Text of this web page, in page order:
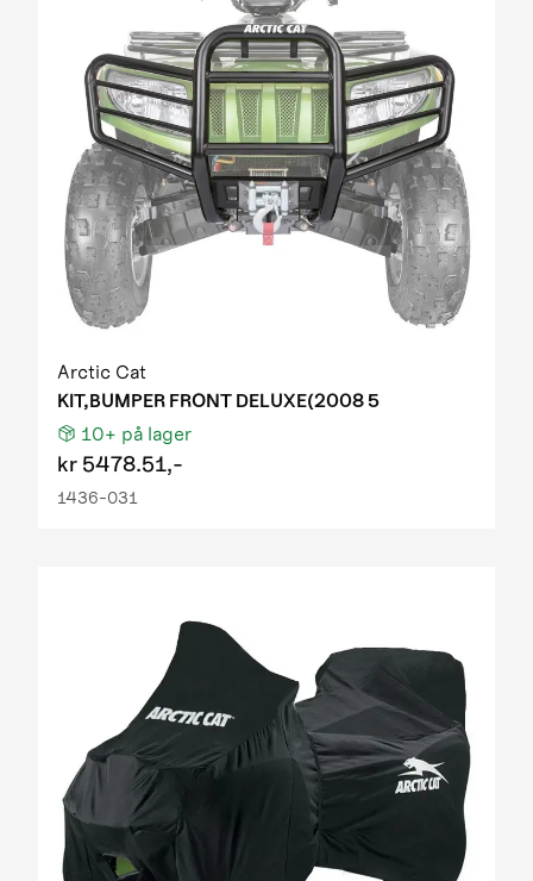
Arctic Cat
KIT,BUMPER FRONT DELUXE(2008 5
10+ på lager
kr 5478.51,-
1436-031